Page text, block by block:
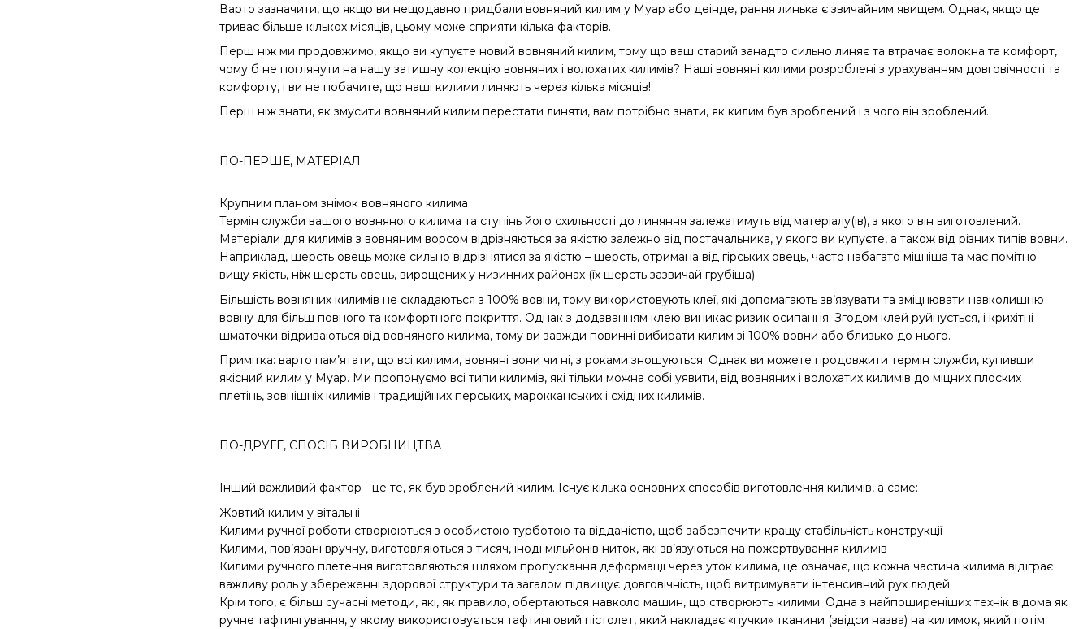
Варто зазначити, що якщо ви нещодавно придбали вовняний килим у Муар або деінде, рання линька є звичайним явищем. Однак, якщо це
триває більше кількох місяців, цьому може сприяти кілька факторів.
Перш ніж ми продовжимо, якщо ви купуєте новий вовняний килим, тому що ваш старий занадто сильно линяє та втрачає волокна та комфорт,
чому б не поглянути на нашу затишну колекцію вовняних і волохатих килимів? Наші вовняні килими розроблені з урахуванням довговічності та
комфорту, і ви не побачите, що наші килими линяють через кілька місяців!
Перш ніж знати, як змусити вовняний килим перестати линяти, вам потрібно знати, як килим був зроблений і з чого він зроблений.
ПО-ПЕРШЕ, МАТЕРІАЛ
Крупним планом знімок вовняного килима
Термін служби вашого вовняного килима та ступінь його схильності до линяння залежатимуть від матеріалу(ів), з якого він виготовлений.
Матеріали для килимів з вовняним ворсом відрізняються за якістю залежно від постачальника, у якого ви купуєте, а також від різних типів вовни.
Наприклад, шерсть овець може сильно відрізнятися за якістю – шерсть, отримана від гірських овець, часто набагато міцніша та має помітно
вищу якість, ніж шерсть овець, вирощених у низинних районах (їх шерсть зазвичай грубіша).
Більшість вовняних килимів не складаються з 100% вовни, тому використовують клеї, які допомагають зв’язувати та зміцнювати навколишню
вовну для більш повного та комфортного покриття. Однак з додаванням клею виникає ризик осипання. Згодом клей руйнується, і крихітні
шматочки відриваються від вовняного килима, тому ви завжди повинні вибирати килим зі 100% вовни або близько до нього.
Примітка: варто пам’ятати, що всі килими, вовняні вони чи ні, з роками зношуються. Однак ви можете продовжити термін служби, купивши
якісний килим у Муар. Ми пропонуємо всі типи килимів, які тільки можна собі уявити, від вовняних і волохатих килимів до міцних плоских
плетінь, зовнішніх килимів і традиційних перських, марокканських і східних килимів.
ПО-ДРУГЕ, СПОСІБ ВИРОБНИЦТВА
Інший важливий фактор - це те, як був зроблений килим. Існує кілька основних способів виготовлення килимів, а саме:
Жовтий килим у вітальні
Килими ручної роботи створюються з особистою турботою та відданістю, щоб забезпечити кращу стабільність конструкції
Килими, пов’язані вручну, виготовляються з тисяч, іноді мільйонів ниток, які зв’язуються на пожертвування килимів
Килими ручного плетення виготовляються шляхом пропускання деформації через уток килима, це означає, що кожна частина килима відіграє
важливу роль у збереженні здорової структури та загалом підвищує довговічність, щоб витримувати інтенсивний рух людей.
Крім того, є більш сучасні методи, які, як правило, обертаються навколо машин, що створюють килими. Одна з найпоширеніших технік відома як
ручне тафтингування, у якому використовується тафтинговий пістолет, який накладає «пучки» тканини (звідси назва) на килимок, який потім